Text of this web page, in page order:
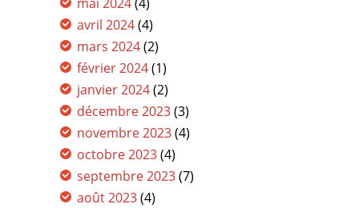
avril 2024(4)
mars 2024(2)
février 2024(1)
janvier 2024(2)
décembre 2023(3)
novembre 2023(4)
octobre 2023(4)
septembre 2023(7)
août 2023(4)